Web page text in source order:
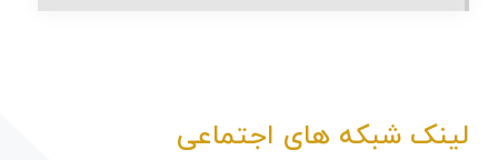
لینک شبکه های اجتماعی